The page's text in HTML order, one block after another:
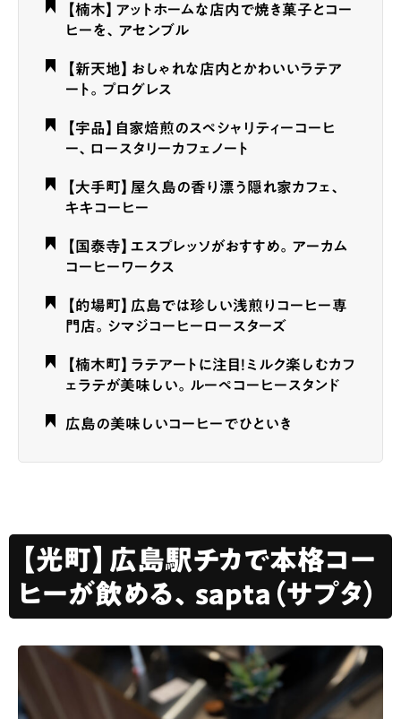
【楠木】アットホームな店内で焼き菓子とコー
ヒーを、アセンブル
【新天地】おしゃれな店内とかわいいラテア
ート。プログレス
【宇品】自家焙煎のスペシャリティーコーヒ
ー、ロースタリーカフェノート
【大手町】屋久島の香り漂う隠れ家カフェ、
キキコーヒー
【国泰寺】エスプレッソがおすすめ。アーカム
コーヒーワークス
【的場町】広島では珍しい浅煎りコーヒー専
門店。シマジコーヒーロースターズ
【楠木町】ラテアートに注目！ミルク楽しむカフ
ェラテが美味しい。ルーペコーヒースタンド
広島の美味しいコーヒーでひといき
【光町】広島駅チカで本格コー
ヒーが飲める、sapta（サプタ）